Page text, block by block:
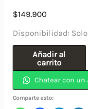
$149.900
Disponibilidad:
Copas
Pulgadas
7/16"
Añadir al
carrito
Chatear con un
Comparte esto: